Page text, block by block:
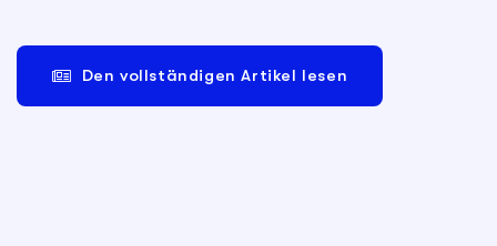
Den vollständigen Artikel lesen